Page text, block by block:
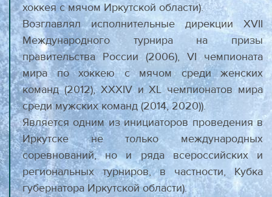
хоккея с мячом Иркутской области).
Возглавлял исполнительные дирекции XVII
Международного турнира на призы
правительства России (2006), VI чемпионата
мира по хоккею с мячом среди женских
команд (2012), XXXIV и XL чемпионатов мира
среди мужских команд (2014, 2020)).
Является одним из инициаторов проведения в
Иркутске не только международных
соревнований, но и ряда всероссийских и
региональных турниров, в частности, Кубка
губернатора Иркутской области).